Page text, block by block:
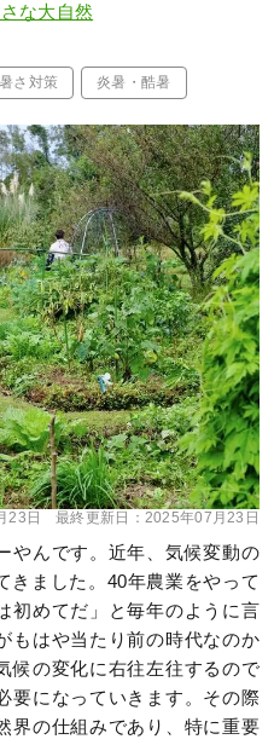
な大自然
暑さ対策 炎暑・酷暑
23日 最終更新日： 2025年07月23日
やんです。近年、気候変動の
きました。40年農業をやって
めてだ」と毎年のように言
もはや当たり前の時代なのか
候の変化に右往左往するので
要になっていきます。その際
界の仕組みであり、特に重要